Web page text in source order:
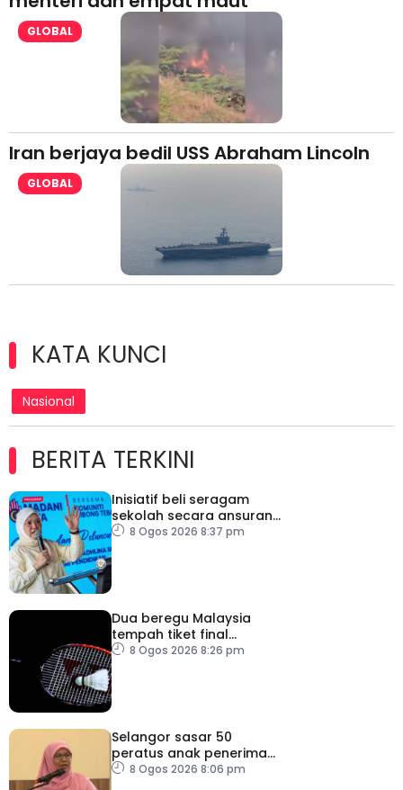
GLOBAL
Iran berjaya bedil USS Abraham Lincoln
GLOBAL
KATA KUNCI
Nasional
BERITA TERKINI
Inisiatif beli seragam
sekolah secara ansuran
ringankan beban ibu
8 Ogos 2026 8:37 pm
Dua beregu Malaysia
tempah tiket final
Masters Korea
8 Ogos 2026 8:26 pm
Selangor sasar 50
peratus anak penerima
bantuan JKM dapat
8 Ogos 2026 8:06 pm